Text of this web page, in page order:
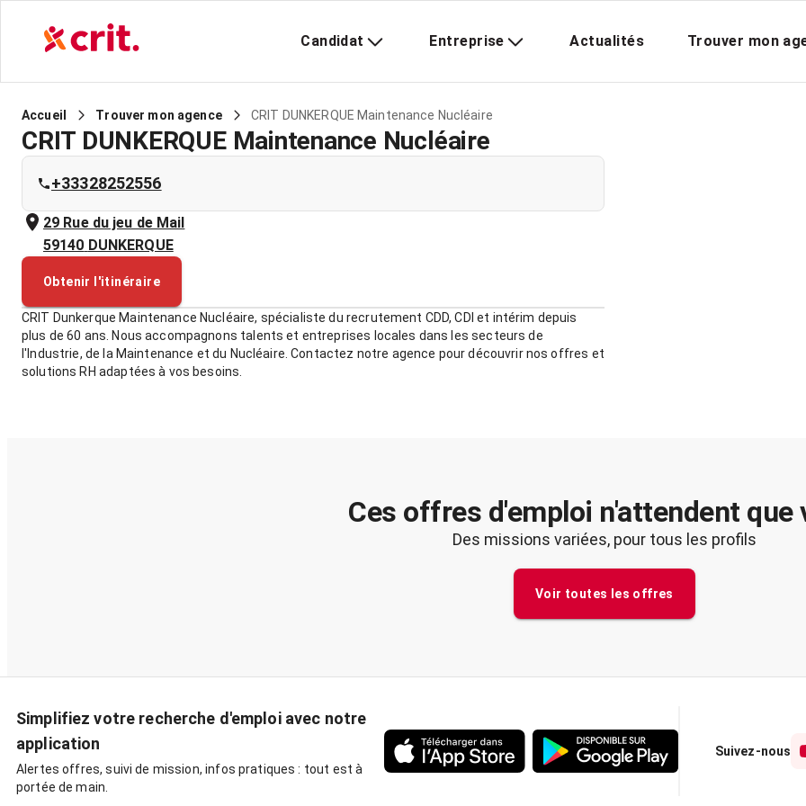
Candidat Entreprise Actualités Trouver mon
Accueil Trouver mon agence CRIT DUNKERQUE Maintenance Nucléaire
CRIT DUNKERQUE Maintenance Nucléaire
+33328252556
29 Rue du jeu de Mail
59140 DUNKERQUE
Obtenir l'itinéraire
CRIT Dunkerque Maintenance Nucléaire, spécialiste du recrutement CDD, CDI et intérim depuis
plus de 60 ans. Nous accompagnons talents et entreprises locales dans les secteurs de
l'Industrie, de la Maintenance et du Nucléaire. Contactez notre agence pour découvrir nos offres et
solutions RH adaptées à vos besoins.
Ces offres d'emploi n'attendent que
Des missions variées, pour tous les profils
Voir toutes les offres
Simplifiez votre recherche d'emploi avec notre
application
Alertes offres, suivi de mission, infos pratiques : tout est à
portée de main.
Suivez-nous